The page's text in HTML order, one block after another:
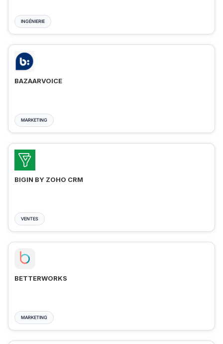
INGÉNIERIE
BAZAARVOICE
MARKETING
BIGIN BY ZOHO CRM
VENTES
BETTERWORKS
MARKETING